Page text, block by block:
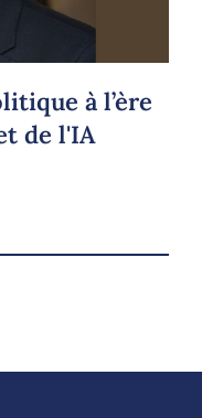
à l’ère
de l'IA